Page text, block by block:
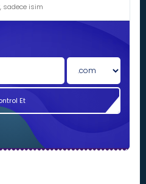
sadece isim
istiyorum.
Et